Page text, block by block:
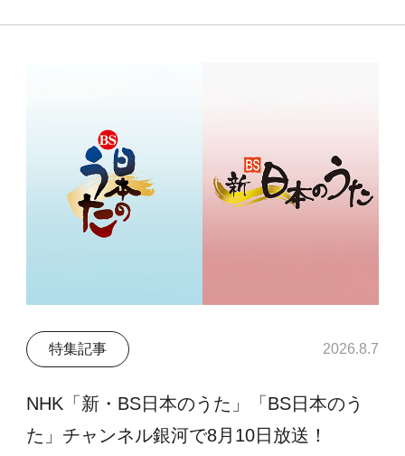
特集記事 2026.8.7
NHK「新・BS日本のうた」「BS日本のう
た」チャンネル銀河で8月10日放送！